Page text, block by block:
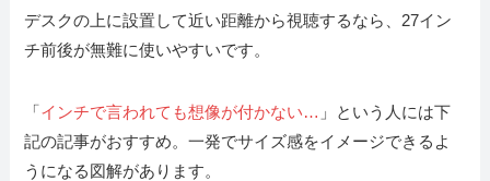
デスクの上に設置して近い距離から視聴するなら、27イン
チ前後が無難に使いやすいです。
「インチで言われても想像が付かない… 」という人には下
記の記事がおすすめ。一発でサイズ感をイメージできるよ
うになる図解があります。